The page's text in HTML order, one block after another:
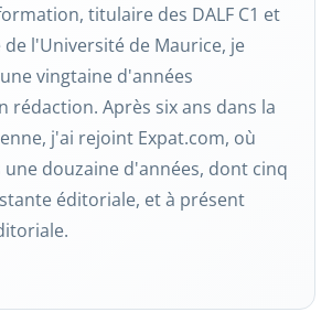
titulaire des DALF C1 et
de l'Université de Maurice, je
vingtaine d'années
rédaction. Après six ans dans la
j'ai rejoint Expat.com, où
douzaine d'années, dont cinq
éditoriale, et à présent